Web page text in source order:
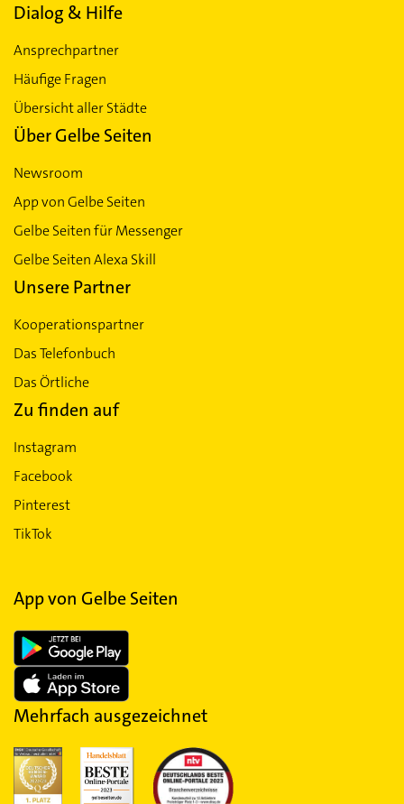
Dialog & Hilfe
Ansprechpartner
Häufige Fragen
Übersicht aller Städte
Über Gelbe Seiten
Newsroom
App von Gelbe Seiten
Gelbe Seiten für Messenger
Gelbe Seiten Alexa Skill
Unsere Partner
Kooperationspartner
Das Telefonbuch
Das Örtliche
Zu finden auf
Instagram
Facebook
Pinterest
TikTok
App von Gelbe Seiten
Mehrfach ausgezeichnet